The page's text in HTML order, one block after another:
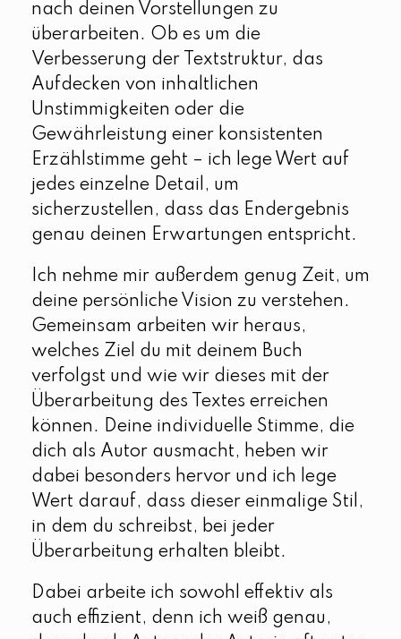
nach deinen Vorstellungen zu
überarbeiten. Ob es um die
Verbesserung der Textstruktur, das
Aufdecken von inhaltlichen
Unstimmigkeiten oder die
Gewährleistung einer konsistenten
Erzählstimme geht – ich lege Wert auf
jedes einzelne Detail, um
sicherzustellen, dass das Endergebnis
genau deinen Erwartungen entspricht.
Ich nehme mir außerdem genug Zeit, um
deine persönliche Vision zu verstehen.
Gemeinsam arbeiten wir heraus,
welches Ziel du mit deinem Buch
verfolgst und wie wir dieses mit der
Überarbeitung des Textes erreichen
können. Deine individuelle Stimme, die
dich als Autor ausmacht, heben wir
dabei besonders hervor und ich lege
Wert darauf, dass dieser einmalige Stil,
in dem du schreibst, bei jeder
Überarbeitung erhalten bleibt.
Dabei arbeite ich sowohl effektiv als
auch effizient, denn ich weiß genau,